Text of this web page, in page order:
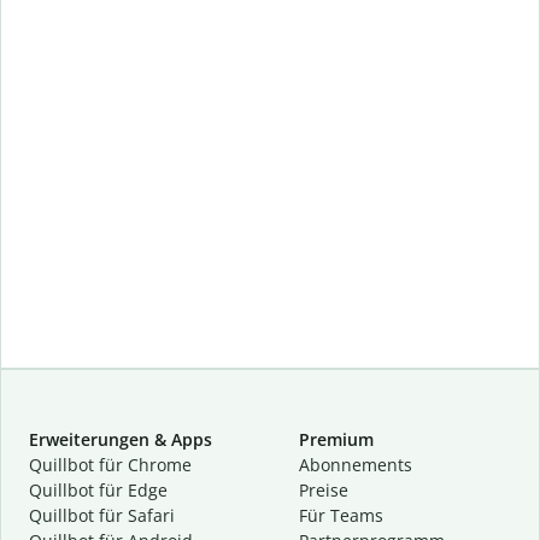
Erweiterungen & Apps
Quillbot für Chrome
Quillbot für Edge
Quillbot für Safari
Premium
Abon­ne­ments
Preise
Für Teams